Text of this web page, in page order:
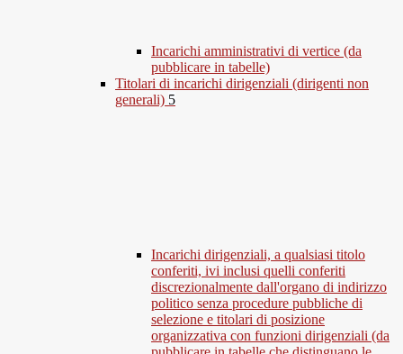
Incarichi amministrativi di vertice (da
pubblicare in tabelle)
Titolari di incarichi dirigenziali (dirigenti non
generali) 5
Incarichi dirigenziali, a qualsiasi titolo
conferiti, ivi inclusi quelli conferiti
discrezionalmente dall'organo di indirizzo
politico senza procedure pubbliche di
selezione e titolari di posizione
organizzativa con funzioni dirigenziali (da